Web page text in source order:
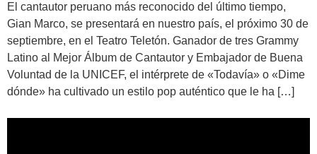
El cantautor peruano más reconocido del último tiempo,
Gian Marco, se presentará en nuestro país, el próximo 30 de
septiembre, en el Teatro Teletón. Ganador de tres Grammy
Latino al Mejor Álbum de Cantautor y Embajador de Buena
Voluntad de la UNICEF, el intérprete de «Todavía» o «Dime
dónde» ha cultivado un estilo pop auténtico que le ha […]